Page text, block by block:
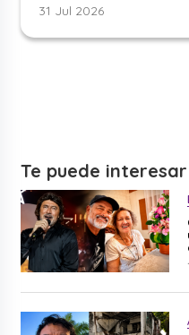
31 Jul 2026
Te puede interesar